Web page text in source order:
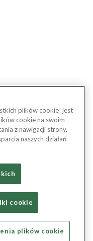
Torres
Travelist.pl & Jeep
Magazyn Travelist
plików cookie” jest
cookie na swoim
z nawigacji strony,
naszych działań
cookie
plików cookie